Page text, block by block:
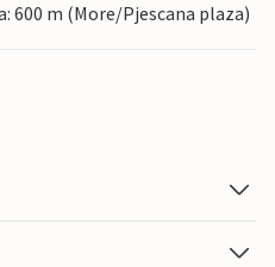
600 m (More/Pjescana plaza)